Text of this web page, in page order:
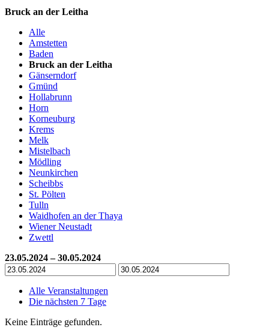
Bruck an der Leitha
Alle
Amstetten
Baden
Bruck an der Leitha
Gänserndorf
Gmünd
Hollabrunn
Horn
Korneuburg
Krems
Melk
Mistelbach
Mödling
Neunkirchen
Scheibbs
St. Pölten
Tulln
Waidhofen an der Thaya
Wiener Neustadt
Zwettl
23.05.2024 – 30.05.2024
Alle Veranstaltungen
Die nächsten 7 Tage
Keine Einträge gefunden.